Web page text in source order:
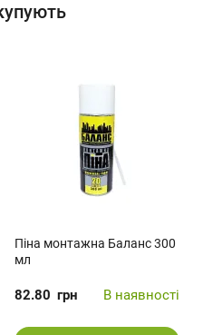
Піна монтажна Баланс 300
мл
82.80 грн В наявності